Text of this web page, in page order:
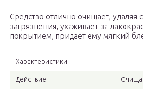
Средство отлично очищает, удаляя
загрязнения, ухаживает за
покрытием, придает ему мягкий
Характеристики
Действие